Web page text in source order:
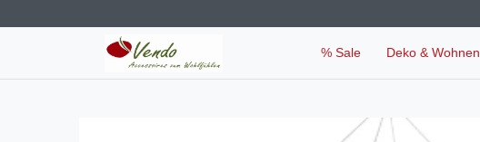
% Sale Deko & Wohnen